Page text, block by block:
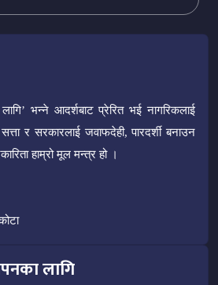
लागि’ भन्ने आदर्शबाट प्रेरित भई नागरिकलाई
र सरकारलाई जवाफदेही, पारदर्शी बनाउन
हाम्रो मूल मन्त्र हो ।
लागि